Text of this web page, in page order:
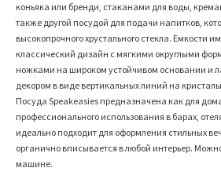
коньяка или бренди, стаканами для воды,
также другой посудой для подачи напитков,
высокопрочного хрустального стекла. Емкости
классический дизайн с мягкими округлыми
ножками на широком устойчивом основании и
декором в виде вертикальных линий на
Посуда Speakeasies предназначена как для
профессионального использования в барах,
идеально подходит для оформления стильных
органично вписывается в любой интерьер.
машине.